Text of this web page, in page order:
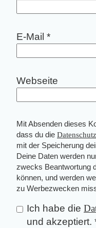
E-Mail *
Webseite
Mit Absenden dieses
dass du die
mit der Speicherung
Deine Daten werden
zwecks Beantwortung
können, und werden
zu Werbezwecken
Ich habe die
und akzeptiert.